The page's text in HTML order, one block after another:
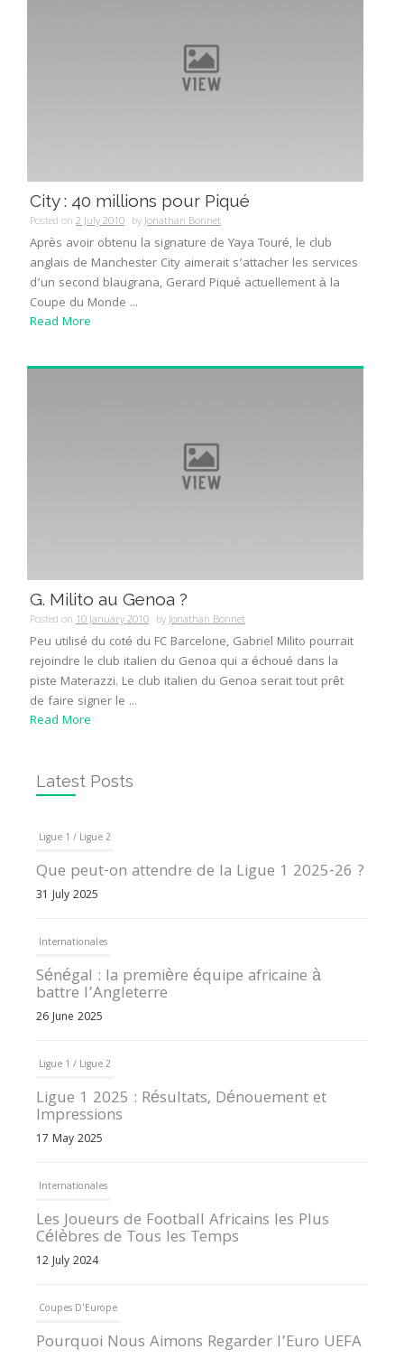
City : 40 millions pour Piqué
Posted on 2 July 2010 byJonathan Bonnet
Après avoir obtenu la signature de Yaya Touré, le club
anglais de Manchester City aimerait s’attacher les services
d’un second blaugrana, Gerard Piqué actuellement à la
Coupe du Monde ...
Read More
G. Milito au Genoa ?
Posted on 10 January 2010 byJonathan Bonnet
Peu utilisé du coté du FC Barcelone, Gabriel Milito pourrait
rejoindre le club italien du Genoa qui a échoué dans la
piste Materazzi. Le club italien du Genoa serait tout prêt
de faire signer le ...
Read More
Latest Posts
Ligue 1 / Ligue 2
Que peut-on attendre de la Ligue 1 2025-26 ?
31 July 2025
Internationales
Sénégal : la première équipe africaine à
battre l’Angleterre
26 June 2025
Ligue 1 / Ligue 2
Ligue 1 2025 : Résultats, Dénouement et
Impressions
17 May 2025
Internationales
Les Joueurs de Football Africains les Plus
Célèbres de Tous les Temps
12 July 2024
Coupes D'Europe
Pourquoi Nous Aimons Regarder l’Euro UEFA